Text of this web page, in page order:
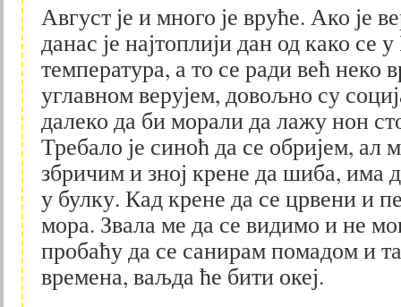
Август је и много је вруће. Ако је
данас је најтоплији дан од како се
температура, а то се ради већ неко
углавном верујем, довољно су
далеко да би морали да лажу нон
Требало је синоћ да се обријем, ал
збричим и зној крене да шиба, има
у булку. Кад крене да се црвени и
мора. Звала ме да се видимо и не
пробаћу да се санирам помадом и
времена, ваљда ће бити океј.